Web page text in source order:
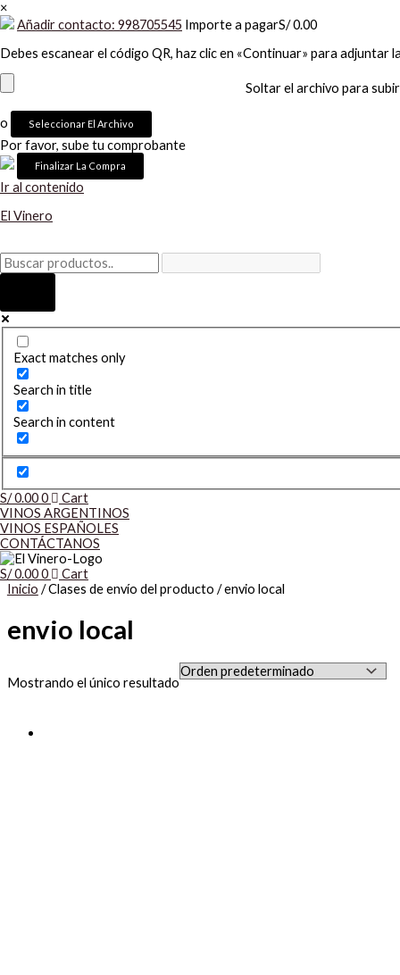
×
Añadir contacto: 998705545 Importe a pagarS/0.00
Debes escanear el código QR, haz clic en «Continuar» para
Soltar el archivo para subir
o Seleccionar El Archivo
Por favor, sube tu comprobante
Ir al contenido
El Vinero
Exact matches only
Search in title
Search in content
S/0.000
Cart
VINOS ARGENTINOS
VINOS ESPAÑOLES
CONTÁCTANOS
S/0.000
Cart
Inicio / Clases de envío del producto / envio local
envio local
Mostrando el único resultado